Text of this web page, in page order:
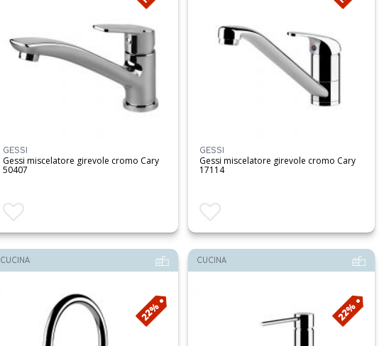
GESSI
Gessi miscelatore girevole cromo Cary
50407
Aggiungi ai preferiti
GESSI
Gessi miscelatore girevole cromo Cary
17114
Aggiungi ai preferiti
CUCINA
22%
CUCINA
22%